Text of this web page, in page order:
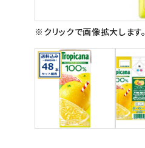
フードロス
ペット用品
SHOP GUIDE
ご利用ガイド
※クリックで画像拡大します。